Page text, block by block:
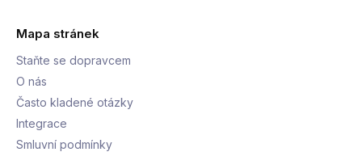
Mapa stránek
Staňte se dopravcem
O nás
Často kladené otázky
Integrace
Smluvní podmínky